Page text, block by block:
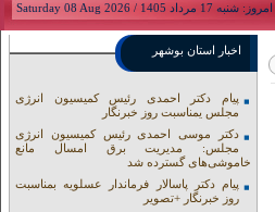
امروز: شنبه 17 مرداد 1405 / Saturday 08 Aug 2026
اخبار استان بوشهر
پیام دکتر احمدی رئیس کمیسیون انرژی
مجلس یمناسبت روز خبرنگار
دکتر موسی احمدی رئیس کمیسیون انرژی
مجلس: مدیریت برق امسال مانع
خاموشی‌های گسترده شد
پیام دکتر پاسالار فرماندار عسلویه بمناسبت
روز خبرنگار +تصویر